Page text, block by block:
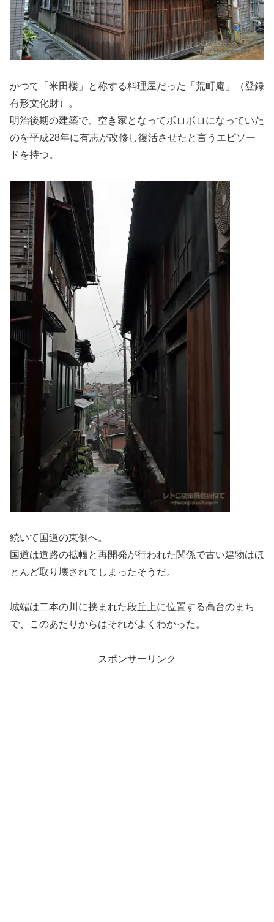
かつて「米田楼」と称する料理屋だった「荒町庵」（登録
有形文化財）。
明治後期の建築で、空き家となってボロボロになっていた
のを平成28年に有志が改修し復活させたと言うエピソー
ドを持つ。
続いて国道の東側へ。
国道は道路の拡幅と再開発が行われた関係で古い建物はほ
とんど取り壊されてしまったそうだ。
城端は二本の川に挟まれた段丘上に位置する高台のまち
で、このあたりからはそれがよくわかった。
スポンサーリンク